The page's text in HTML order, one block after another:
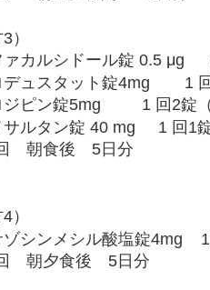
）
ァカルシドール錠 0.5 μg
デュスタット錠4mg 1 回
ジピン錠5mg 1 回2錠（
サルタン錠 40 mg 1 回1錠
朝食後 5日分
）
ゾシンメシル酸塩錠4mg 1
朝夕食後 5日分